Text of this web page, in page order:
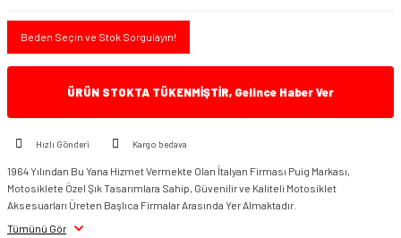
Beden Seçin ve Stok Sorgulayın!
ÜRÜN STOKTA TÜKENMİŞTİR, Gelince Haber Ver
Hızlı Gönderi Kargo bedava
1964 Yılından Bu Yana Hizmet Vermekte Olan İtalyan Firması Puig Markası,
Motosiklete Özel Şık Tasarımlara Sahip, Güvenilir ve Kaliteli Motosiklet
Aksesuarları Üreten Başlıca Firmalar Arasında Yer Almaktadır.
Tümünü Gör